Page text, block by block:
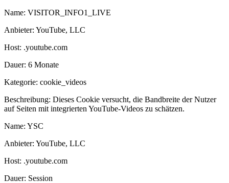
Name: VISITOR_INFO1_LIVE
Anbieter: YouTube, LLC
Host: .youtube.com
Dauer: 6 Monate
Kategorie: cookie_videos
Beschreibung: Dieses Cookie versucht, die Bandbreite der Nutzer
auf Seiten mit integrierten YouTube-Videos zu schätzen.
Name: YSC
Anbieter: YouTube, LLC
Host: .youtube.com
Dauer: Session